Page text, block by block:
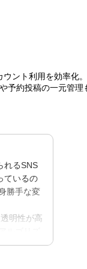
ウント利用を効率化
予約投稿の一元管理
れるSNS
ているの
勝手な変
明性が高
ルゴリズ
クセスで